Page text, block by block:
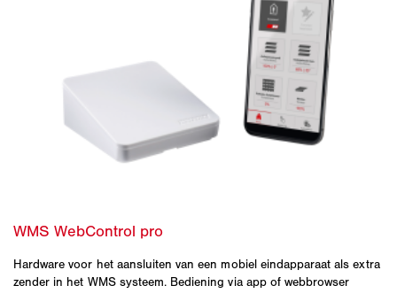
Hardware voor het aansluiten van een mobiel eindapparaat als extra
zender in het WMS systeem. Bediening via app of webbrowser